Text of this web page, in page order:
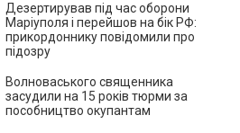
Дезертирував під час оборони
Маріуполя і перейшов на бік РФ:
прикордоннику повідомили про
підозру
Волноваського священника
засудили на 15 років тюрми за
пособництво окупантам